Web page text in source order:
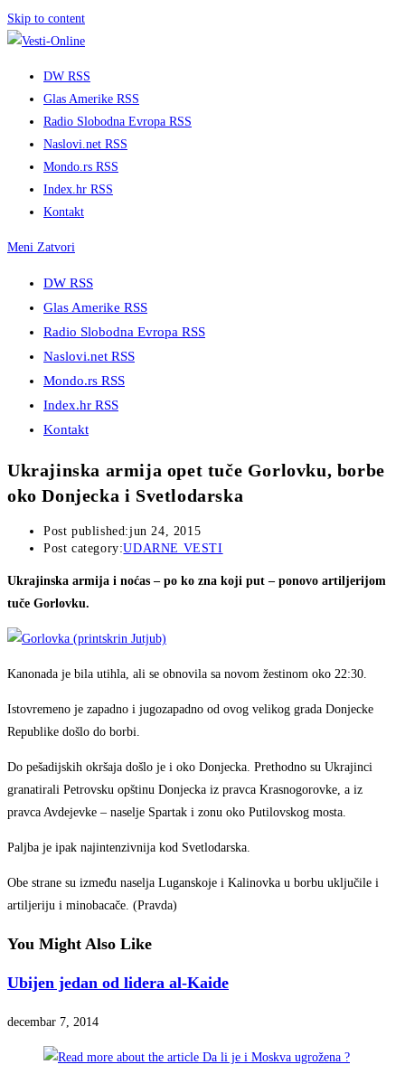
Skip to content
DW RSS
Glas Amerike RSS
Radio Slobodna Evropa RSS
Naslovi.net RSS
Mondo.rs RSS
Index.hr RSS
Kontakt
Meni Zatvori
DW RSS
Glas Amerike RSS
Radio Slobodna Evropa RSS
Naslovi.net RSS
Mondo.rs RSS
Index.hr RSS
Kontakt
Ukrajinska armija opet tuče Gorlovku, borbe
oko Donjecka i Svetlodarska
Post published:jun 24, 2015
Post category:UDARNE VESTI
Ukrajinska armija i noćas – po ko zna koji put – ponovo artiljerijom
tuče Gorlovku.
Kanonada je bila utihla, ali se obnovila sa novom žestinom oko 22:30.
Istovremeno je zapadno i jugozapadno od ovog velikog grada Donjecke
Republike došlo do borbi.
Do pešadijskih okršaja došlo je i oko Donjecka. Prethodno su Ukrajinci
granatirali Petrovsku opštinu Donjecka iz pravca Krasnogorovke, a iz
pravca Avdejevke – naselje Spartak i zonu oko Putilovskog mosta.
Paljba je ipak najintenzivnija kod Svetlodarska.
Obe strane su između naselja Luganskoje i Kalinovka u borbu uključile i
artiljeriju i minobacače. (Pravda)
You Might Also Like
Ubijen jedan od lidera al-Kaide
decembar 7, 2014